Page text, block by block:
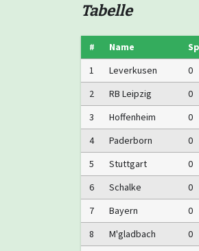
Tabelle
# Name Sp
1
Leverkusen 0
2
RB Leipzig 0
3
Hoffenheim 0
4
Paderborn 0
5
Stuttgart 0
6
Schalke 0
7
Bayern 0
8
M'gladbach 0